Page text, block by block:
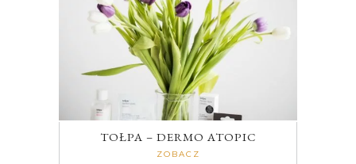
TOŁPA – DERMO ATOPIC
ZOBACZ